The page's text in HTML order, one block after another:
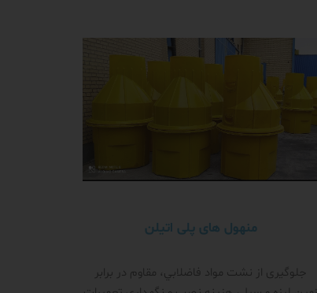
منهول های پلی اتیلن
جلوگیری از نشت مواد فاضلابي، مقاوم در برابر